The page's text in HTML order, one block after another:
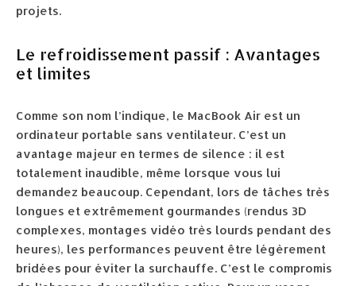
projets.
Le refroidissement passif : Avantages
et limites
Comme son nom l’indique, le MacBook Air est un
ordinateur portable sans ventilateur. C’est un
avantage majeur en termes de silence : il est
totalement inaudible, même lorsque vous lui
demandez beaucoup. Cependant, lors de tâches très
longues et extrêmement gourmandes (rendus 3D
complexes, montages vidéo très lourds pendant des
heures), les performances peuvent être légèrement
bridées pour éviter la surchauffe. C’est le compromis